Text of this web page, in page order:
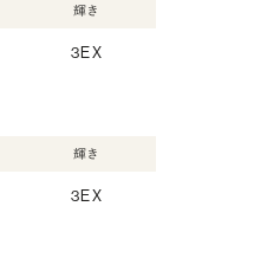
輝き
3EX
輝き
3EX